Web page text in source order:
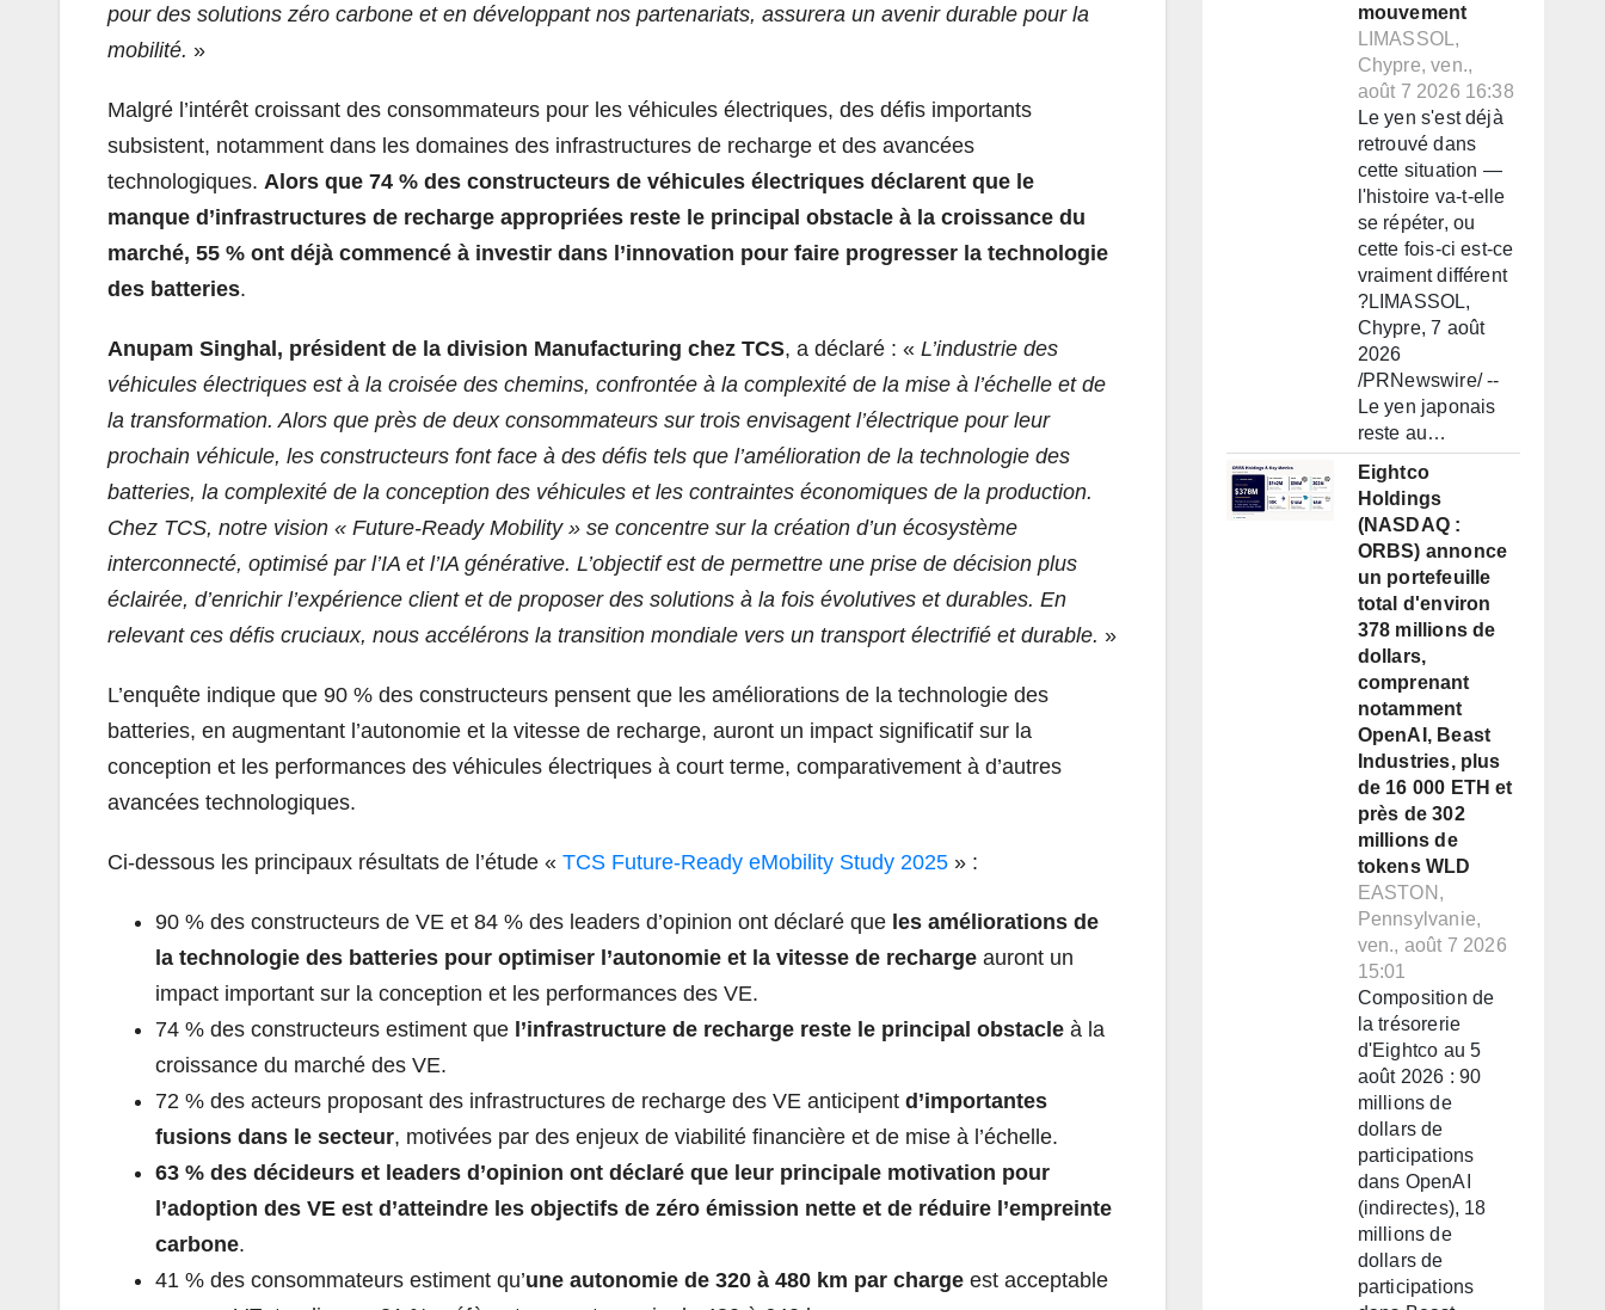
pour des solutions zéro carbone et en développant nos partenariats, assurera un avenir durable pour la
mobilité. »
Malgré l’intérêt croissant des consommateurs pour les véhicules électriques, des défis importants
subsistent, notamment dans les domaines des infrastructures de recharge et des avancées
technologiques. Alors que 74 % des constructeurs de véhicules électriques déclarent que le
manque d’infrastructures de recharge appropriées reste le principal obstacle à la croissance du
marché, 55 % ont déjà commencé à investir dans l’innovation pour faire progresser la technologie
des batteries.
Anupam Singhal, président de la division Manufacturing chez TCS, a déclaré : « L’industrie des
véhicules électriques est à la croisée des chemins, confrontée à la complexité de la mise à l’échelle et de
la transformation. Alors que près de deux consommateurs sur trois envisagent l’électrique pour leur
prochain véhicule, les constructeurs font face à des défis tels que l’amélioration de la technologie des
batteries, la complexité de la conception des véhicules et les contraintes économiques de la production.
Chez TCS, notre vision « Future-Ready Mobility » se concentre sur la création d’un écosystème
interconnecté, optimisé par l’IA et l’IA générative. L’objectif est de permettre une prise de décision plus
éclairée, d’enrichir l’expérience client et de proposer des solutions à la fois évolutives et durables. En
relevant ces défis cruciaux, nous accélérons la transition mondiale vers un transport électrifié et durable. »
L’enquête indique que 90 % des constructeurs pensent que les améliorations de la technologie des
batteries, en augmentant l’autonomie et la vitesse de recharge, auront un impact significatif sur la
conception et les performances des véhicules électriques à court terme, comparativement à d’autres
avancées technologiques.
Ci-dessous les principaux résultats de l’étude « TCS Future-Ready eMobility Study 2025 » :
90 % des constructeurs de VE et 84 % des leaders d’opinion ont déclaré que les améliorations de
la technologie des batteries pour optimiser l’autonomie et la vitesse de recharge auront un
impact important sur la conception et les performances des VE.
74 % des constructeurs estiment que l’infrastructure de recharge reste le principal obstacle à la
croissance du marché des VE.
72 % des acteurs proposant des infrastructures de recharge des VE anticipent d’importantes
fusions dans le secteur, motivées par des enjeux de viabilité financière et de mise à l’échelle.
63 % des décideurs et leaders d’opinion ont déclaré que leur principale motivation pour
l’adoption des VE est d’atteindre les objectifs de zéro émission nette et de réduire l’empreinte
carbone.
41 % des consommateurs estiment qu’une autonomie de 320 à 480 km par charge est acceptable
mouvement
LIMASSOL,
Chypre, ven.,
août 7 2026 16:38
Le yen s'est déjà
retrouvé dans
cette situation —
l'histoire va-t-elle
se répéter, ou
cette fois-ci est-ce
vraiment différent
?LIMASSOL,
Chypre, 7 août
2026
/PRNewswire/ --
Le yen japonais
reste au…
Eightco
Holdings
(NASDAQ :
ORBS) annonce
un portefeuille
total d'environ
378 millions de
dollars,
comprenant
notamment
OpenAI, Beast
Industries, plus
de 16 000 ETH et
près de 302
millions de
tokens WLD
EASTON,
Pennsylvanie,
ven., août 7 2026
15:01
Composition de
la trésorerie
d'Eightco au 5
août 2026 : 90
millions de
dollars de
participations
dans OpenAI
(indirectes), 18
millions de
dollars de
participations